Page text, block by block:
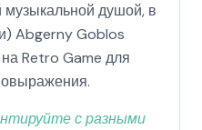
музыкальной душой, в
Abgerny Goblos
Retro Game для
с разными